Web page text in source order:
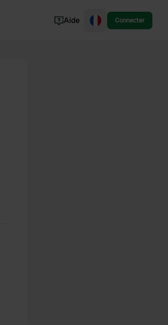
Aide Connecter